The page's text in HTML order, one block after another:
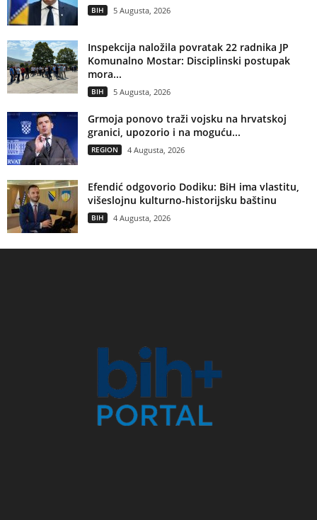
BIH 5 Augusta, 2026
Inspekcija naložila povratak 22 radnika JP
Komunalno Mostar: Disciplinski postupak
mora...
BIH 5 Augusta, 2026
Grmoja ponovo traži vojsku na hrvatskoj
granici, upozorio i na moguću...
REGION 4 Augusta, 2026
Efendić odgovorio Dodiku: BiH ima vlastitu,
višeslojnu kulturno-historijsku baštinu
BIH 4 Augusta, 2026